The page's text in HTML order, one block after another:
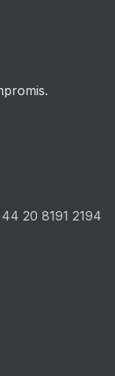
20 8191 2194